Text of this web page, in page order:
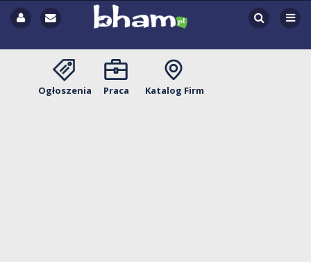
Ogłoszenia Praca Katalog Firm